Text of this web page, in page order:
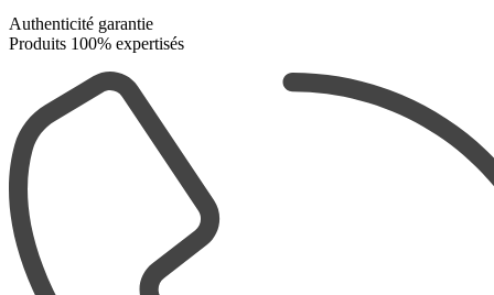
Authenticité garantie
Produits 100% expertisés